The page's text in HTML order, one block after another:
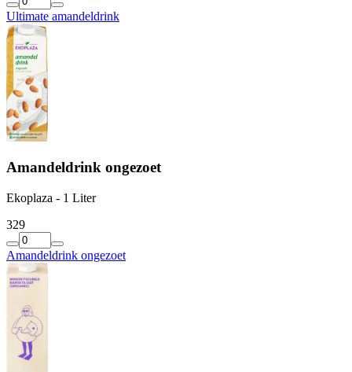
Ultimate amandeldrink
Amandeldrink ongezoet
Ekoplaza - 1 Liter
329
Amandeldrink ongezoet